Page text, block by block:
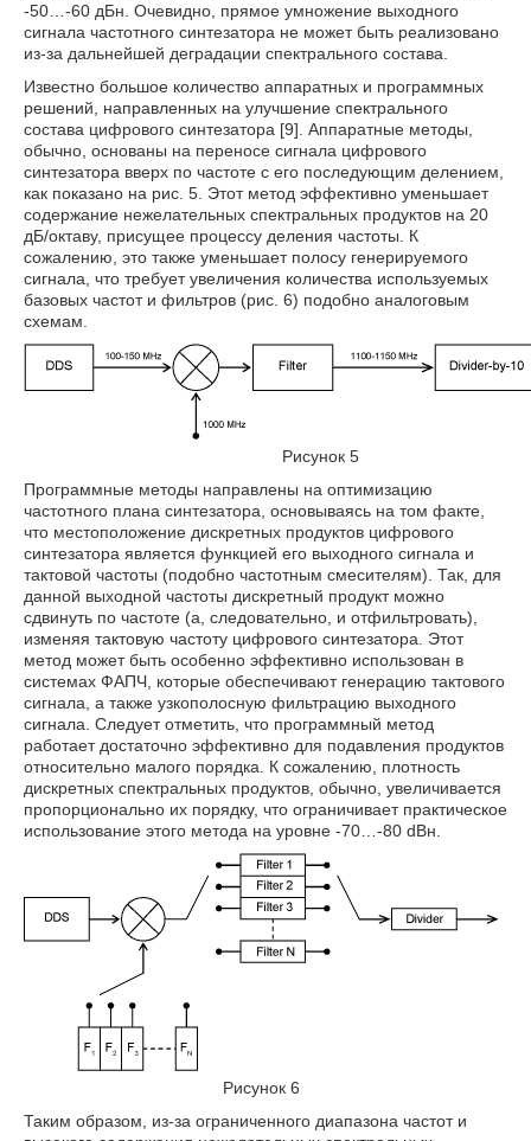
-50…-60 дБн. Очевидно, прямое умножение выходного
сигнала частотного синтезатора не может быть реализовано
из-за дальнейшей деградации спектрального состава.
Известно большое количество аппаратных и программных
решений, направленных на улучшение спектрального
состава цифрового синтезатора [9]. Аппаратные методы,
обычно, основаны на переносе сигнала цифрового
синтезатора вверх по частоте с его последующим делением,
как показано на рис. 5. Этот метод эффективно уменьшает
содержание нежелательных спектральных продуктов на 20
дБ/октаву, присущее процессу деления частоты. К
сожалению, это также уменьшает полосу генерируемого
сигнала, что требует увеличения количества используемых
базовых частот и фильтров (рис. 6) подобно аналоговым
схемам.
Рисунок 5
Программные методы направлены на оптимизацию
частотного плана синтезатора, основываясь на том факте,
что местоположение дискретных продуктов цифрового
синтезатора является функцией его выходного сигнала и
тактовой частоты (подобно частотным смесителям). Так, для
данной выходной частоты дискретный продукт можно
сдвинуть по частоте (а, следовательно, и отфильтровать),
изменяя тактовую частоту цифрового синтезатора. Этот
метод может быть особенно эффективно использован в
системах ФАПЧ, которые обеспечивают генерацию тактового
сигнала, а также узкополосную фильтрацию выходного
сигнала. Следует отметить, что программный метод
работает достаточно эффективно для подавления продуктов
относительно малого порядка. К сожалению, плотность
дискретных спектральных продуктов, обычно, увеличивается
пропорционально их порядку, что ограничивает практическое
использование этого метода на уровне -70…-80 dBн.
Рисунок 6
Таким образом, из-за ограниченного диапазона частот и